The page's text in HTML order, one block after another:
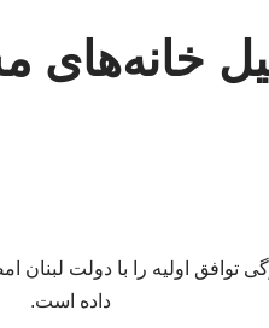
خانه‌های
توافق اولیه را با دولت
داده است.